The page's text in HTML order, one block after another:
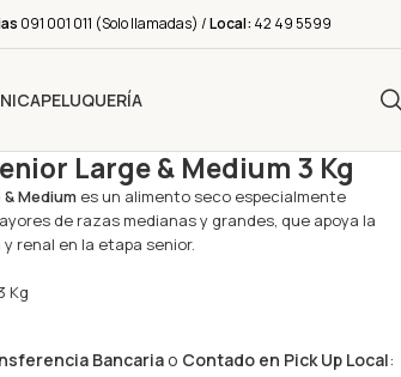
091 001 011 (Solo llamadas) /Local: 42 49 5599
PELUQUERÍA
Large & Medium 3 Kg
Medium es un alimento seco especialmente
de razas medianas y grandes, que apoya la
renal en la etapa senior.
Kg
Bancaria o Contado en Pick Up Local: